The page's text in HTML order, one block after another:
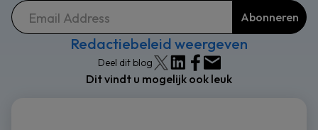
Redactiebeleid weergeven
Deel dit blog
Dit vindt u mogelijk ook leuk